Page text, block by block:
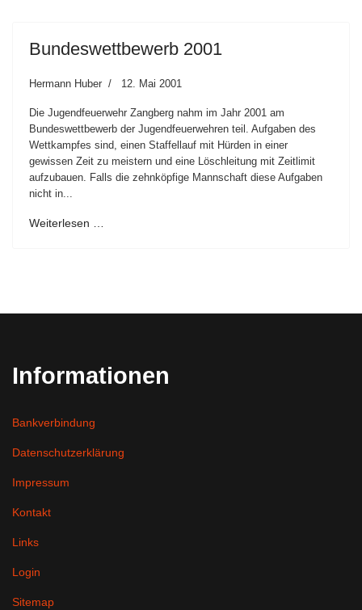
Bundeswettbewerb 2001
Hermann Huber 12. Mai 2001
Die Jugendfeuerwehr Zangberg nahm im Jahr 2001 am
Bundeswettbewerb der Jugendfeuerwehren teil. Aufgaben des
Wettkampfes sind, einen Staffellauf mit Hürden in einer
gewissen Zeit zu meistern und eine Löschleitung mit Zeitlimit
aufzubauen. Falls die zehnköpfige Mannschaft diese Aufgaben
nicht in...
Weiterlesen …
Informationen
Bankverbindung
Datenschutzerklärung
Impressum
Kontakt
Links
Login
Sitemap